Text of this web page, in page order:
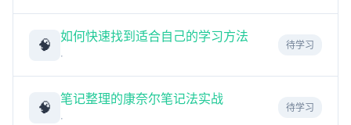
🧠
如何快速找到适合自己的学习方法
·
待学习
🧠
笔记整理的康奈尔笔记法实战
·
待学习